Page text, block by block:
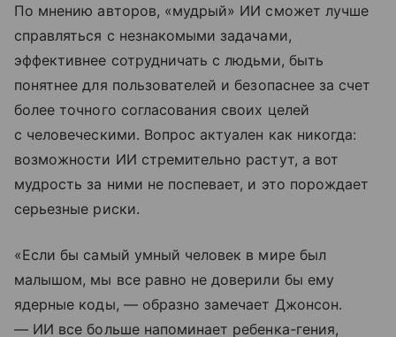
По мнению авторов, «мудрый» ИИ сможет лучше
справляться с незнакомыми задачами,
эффективнее сотрудничать с людьми, быть
понятнее для пользователей и безопаснее за счет
более точного согласования своих целей
с человеческими. Вопрос актуален как никогда:
возможности ИИ стремительно растут, а вот
мудрость за ними не поспевает, и это порождает
серьезные риски.
«Если бы самый умный человек в мире был
малышом, мы все равно не доверили бы ему
ядерные коды, — образно замечает Джонсон.
— ИИ все больше напоминает ребенка-гения,